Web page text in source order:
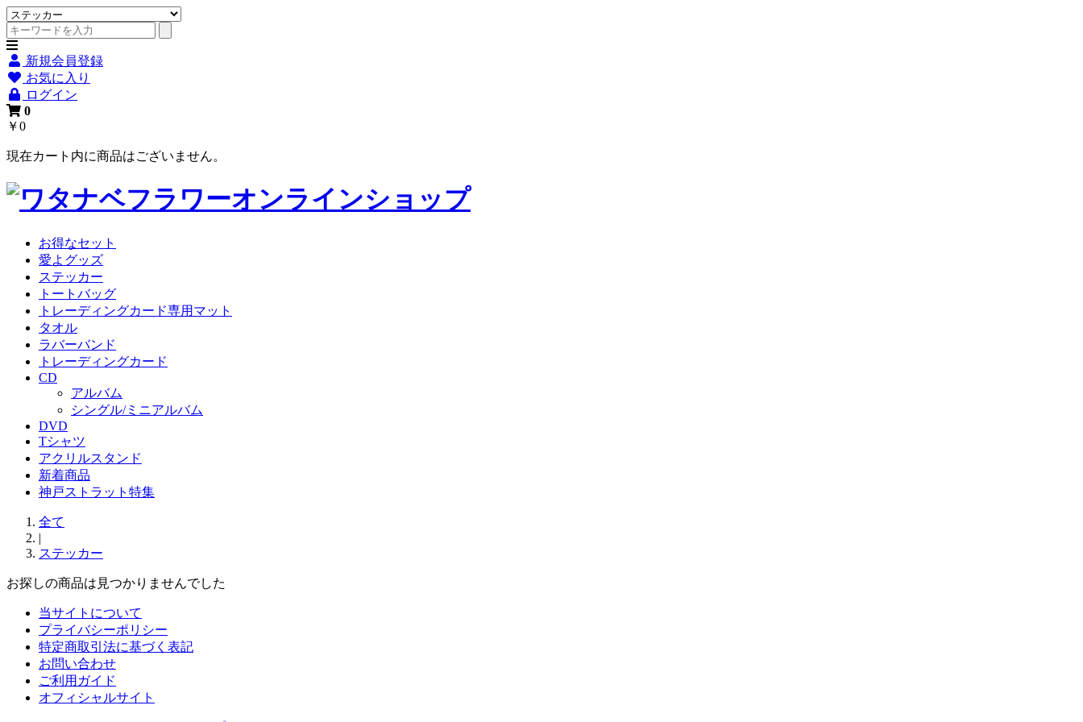
新規会員登録
お気に入り
ログイン
0
￥0
現在カート内に商品はございません。
お得なセット
愛よグッズ
ステッカー
トートバッグ
トレーディングカード専用マット
タオル
ラバーバンド
トレーディングカード
CD
アルバム
シングル/ミニアルバム
DVD
Tシャツ
アクリルスタンド
新着商品
神戸ストラット特集
全て
|
ステッカー
お探しの商品は見つかりませんでした
当サイトについて
プライバシーポリシー
特定商取引法に基づく表記
お問い合わせ
ご利用ガイド
オフィシャルサイト